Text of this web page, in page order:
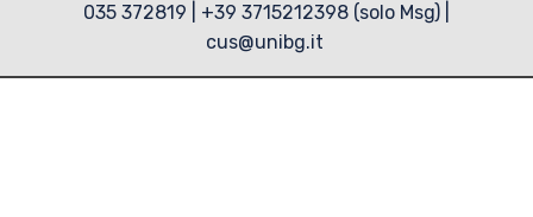
035 372819 | +39 3715212398 (solo Msg) |
cus@unibg.it